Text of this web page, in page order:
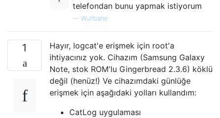
telefondan bunu yapmak istiyorum
— Wulfbane
1
Hayır, logcat'e erişmek için root'a
ihtiyacınız yok. Cihazım (Samsung Galaxy
Note, stok ROM'lu Gingerbread 2.3.6) köklü
değil (henüz!) Ve cihazımdaki günlüğe
erişmek için aşağıdaki yolları kullandım:
CatLog uygulaması